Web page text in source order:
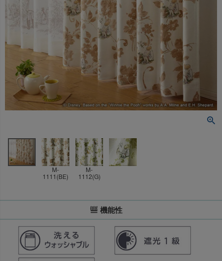
M-
1111(BE)
M-
1112(G)
機能性